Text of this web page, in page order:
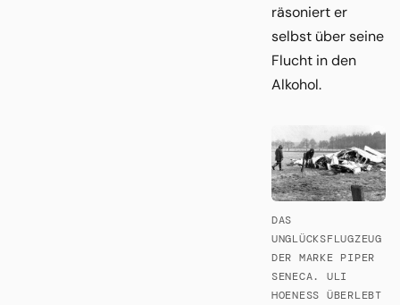
räsoniert er
selbst über seine
Flucht in den
Alkohol.
DAS
UNGLÜCKSFLUGZEUG
DER MARKE PIPER
SENECA. ULI
HOENESS ÜBERLEBT D